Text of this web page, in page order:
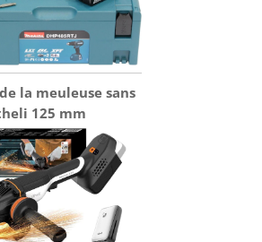
la meuleuse sans
125 mm